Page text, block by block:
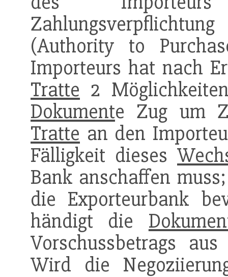
(Authority to
Importeurs hat nach
Tratte 2
Dokumente Zug um
Tratte an den
Fälligkeit dieses
Bank anschaffen
die Exporteurbank
händigt die
Vorschussbetrags
Wird die